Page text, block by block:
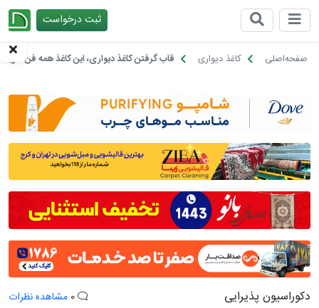
ثبت درخواست
صفحه‌اصلی کاغذ دیواری قاب گرفتن کاغذ دیواری، این کاغذ همه فن
دکوراسیون پذیرایی مشاهده نظرات